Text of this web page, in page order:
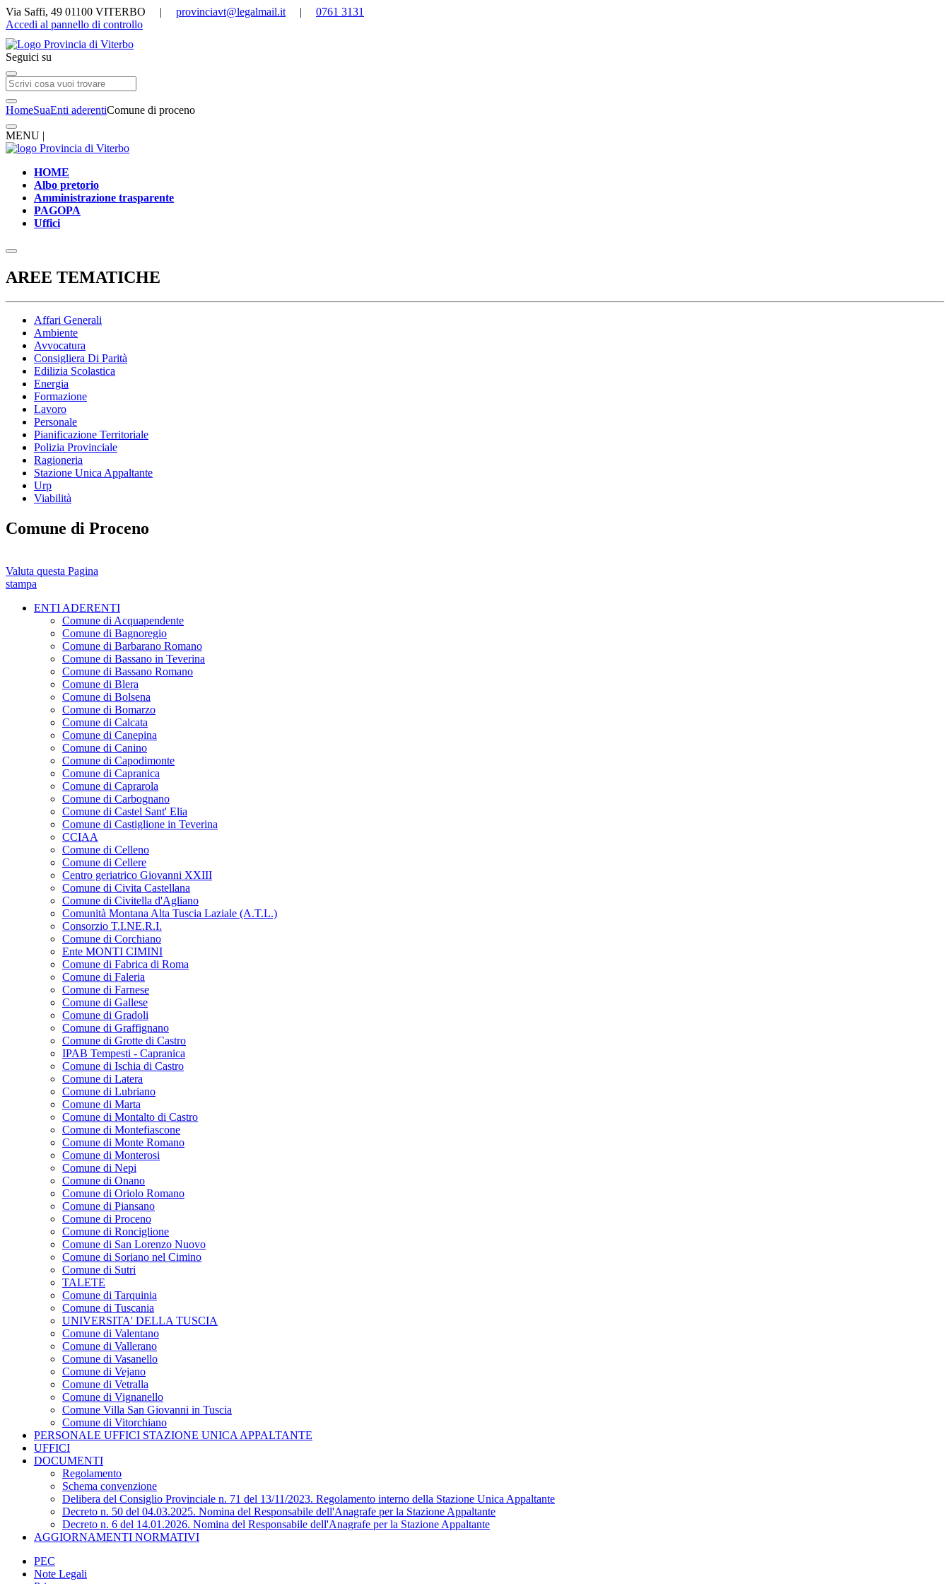
Via Saffi, 49 01100 VITERBO | provinciavt@legalmail.it | 0761 3131
Accedi al pannello di controllo
Seguici su
HomeSuaEnti aderentiComune di proceno
MENU |
HOME
Albo pretorio
Amministrazione trasparente
PAGOPA
Uffici
AREE TEMATICHE
Affari Generali
Ambiente
Avvocatura
Consigliera Di Parità
Edilizia Scolastica
Energia
Formazione
Lavoro
Personale
Pianificazione Territoriale
Polizia Provinciale
Ragioneria
Stazione Unica Appaltante
Urp
Viabilità
Comune di Proceno
Valuta questa Pagina
stampa
ENTI ADERENTI
Comune di Acquapendente
Comune di Bagnoregio
Comune di Barbarano Romano
Comune di Bassano in Teverina
Comune di Bassano Romano
Comune di Blera
Comune di Bolsena
Comune di Bomarzo
Comune di Calcata
Comune di Canepina
Comune di Canino
Comune di Capodimonte
Comune di Capranica
Comune di Caprarola
Comune di Carbognano
Comune di Castel Sant' Elia
Comune di Castiglione in Teverina
CCIAA
Comune di Celleno
Comune di Cellere
Centro geriatrico Giovanni XXIII
Comune di Civita Castellana
Comune di Civitella d'Agliano
Comunità Montana Alta Tuscia Laziale (A.T.L.)
Consorzio T.I.NE.R.I.
Comune di Corchiano
Ente MONTI CIMINI
Comune di Fabrica di Roma
Comune di Faleria
Comune di Farnese
Comune di Gallese
Comune di Gradoli
Comune di Graffignano
Comune di Grotte di Castro
IPAB Tempesti - Capranica
Comune di Ischia di Castro
Comune di Latera
Comune di Lubriano
Comune di Marta
Comune di Montalto di Castro
Comune di Montefiascone
Comune di Monte Romano
Comune di Monterosi
Comune di Nepi
Comune di Onano
Comune di Oriolo Romano
Comune di Piansano
Comune di Proceno
Comune di Ronciglione
Comune di San Lorenzo Nuovo
Comune di Soriano nel Cimino
Comune di Sutri
TALETE
Comune di Tarquinia
Comune di Tuscania
UNIVERSITA' DELLA TUSCIA
Comune di Valentano
Comune di Vallerano
Comune di Vasanello
Comune di Vejano
Comune di Vetralla
Comune di Vignanello
Comune Villa San Giovanni in Tuscia
Comune di Vitorchiano
PERSONALE UFFICI STAZIONE UNICA APPALTANTE
UFFICI
DOCUMENTI
Regolamento
Schema convenzione
Delibera del Consiglio Provinciale n. 71 del 13/11/2023. Regolamento interno della Stazione Unica Appaltante
Decreto n. 50 del 04.03.2025. Nomina del Responsabile dell'Anagrafe per la Stazione Appaltante
Decreto n. 6 del 14.01.2026. Nomina del Responsabile dell'Anagrafe per la Stazione Appaltante
AGGIORNAMENTI NORMATIVI
PEC
Note Legali